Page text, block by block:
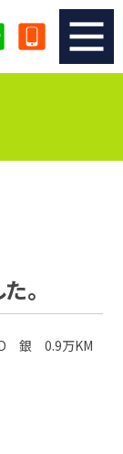
査定フォーム
。
銀 0.9万KM